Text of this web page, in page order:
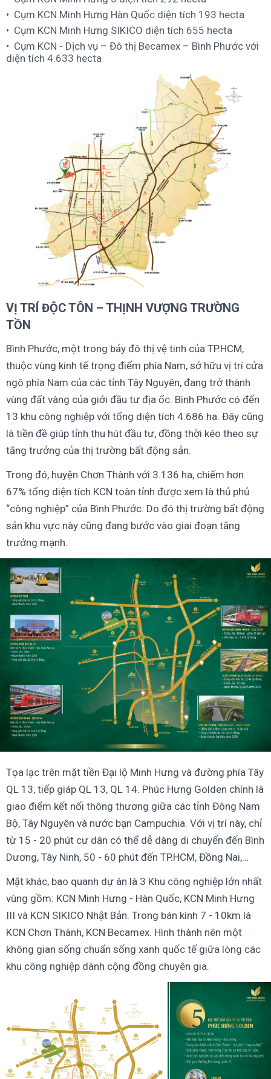
Cụm KCN Minh Hưng Hàn Quốc diện tích 193 hecta
Cụm KCN Minh Hưng SIKICO diện tích 655 hecta
Cụm KCN - Dịch vụ – Đô thị Becamex – Bình Phước với
diện tích 4.633 hecta
VỊ TRÍ ĐỘC TÔN – THỊNH VƯỢNG TRƯỜNG
TỒN
Bình Phước, một trong bảy đô thị vệ tinh của TP.HCM,
thuộc vùng kinh tế trọng điểm phía Nam, sở hữu vị trí cửa
ngõ phía Nam của các tỉnh Tây Nguyên, đang trở thành
vùng đất vàng của giới đầu tư địa ốc. Bình Phước có đến
13 khu công nghiệp với tổng diện tích 4.686 ha. Đây cũng
là tiền đề giúp tỉnh thu hút đầu tư, đồng thời kéo theo sự
tăng trưởng của thị trường bất động sản.
Trong đó, huyện Chơn Thành với 3.136 ha, chiếm hơn
67% tổng diện tích KCN toàn tỉnh được xem là thủ phủ
“công nghiệp” của Bình Phước. Do đó thị trường bất động
sản khu vực này cũng đang bước vào giai đoạn tăng
trưởng mạnh.
Tọa lạc trên mặt tiền Đại lộ Minh Hưng và đường phía Tây
QL 13, tiếp giáp QL 13, QL 14. Phúc Hưng Golden chính là
giao điểm kết nối thông thương giữa các tỉnh Đông Nam
Bộ, Tây Nguyên và nước bạn Campuchia. Với vị trí này, chỉ
từ 15 - 20 phút cư dân có thể dễ dàng di chuyển đến Bình
Dương, Tây Ninh, 50 - 60 phút đến TP.HCM, Đồng Nai,…
Mặt khác, bao quanh dự án là 3 Khu công nghiệp lớn nhất
vùng gồm: KCN Minh Hưng - Hàn Quốc, KCN Minh Hưng
III và KCN SIKICO Nhật Bản. Trong bán kính 7 - 10km là
KCN Chơn Thành, KCN Becamex. Hình thành nên một
không gian sống chuẩn sống xanh quốc tế giữa lòng các
khu công nghiệp dành cộng đồng chuyên gia.